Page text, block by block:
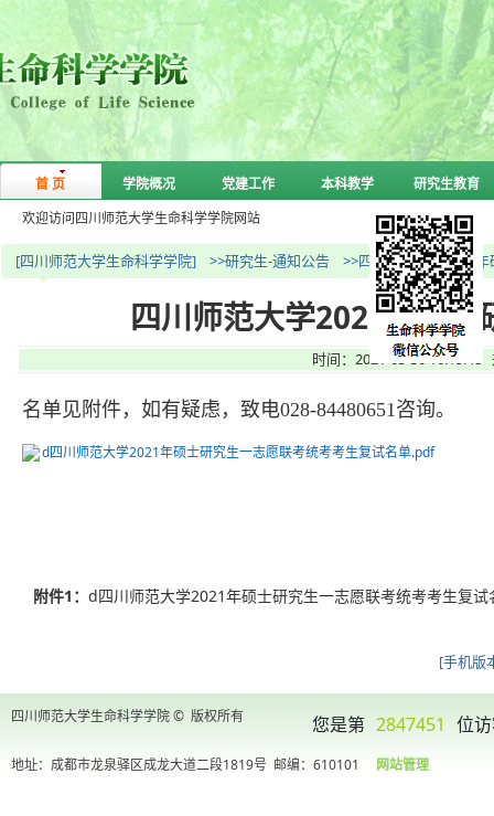
首 页 学院概况 党建工作 本科教学 研究生教育
欢迎访问四川师范大学生命科学学院网站
[四川师范大学生命科学学院] >>研究生-通知公告 >>四川师范大学2021
四川师范大学2021年硕
时间：2021-03-30
名单见附件，如有疑虑，致电028-84480651咨询。
d四川师范大学2021年硕士研究生一志愿联考统考考生复试名单.pdf
附件1： d四川师范大学2021年硕士研究生一志愿联考统考考生复
[手机版
四川师范大学生命科学学院 © 版权所有
地址：成都市龙泉驿区成龙大道二段1819号 邮编：610101 网站管理
您是第 2847451 位